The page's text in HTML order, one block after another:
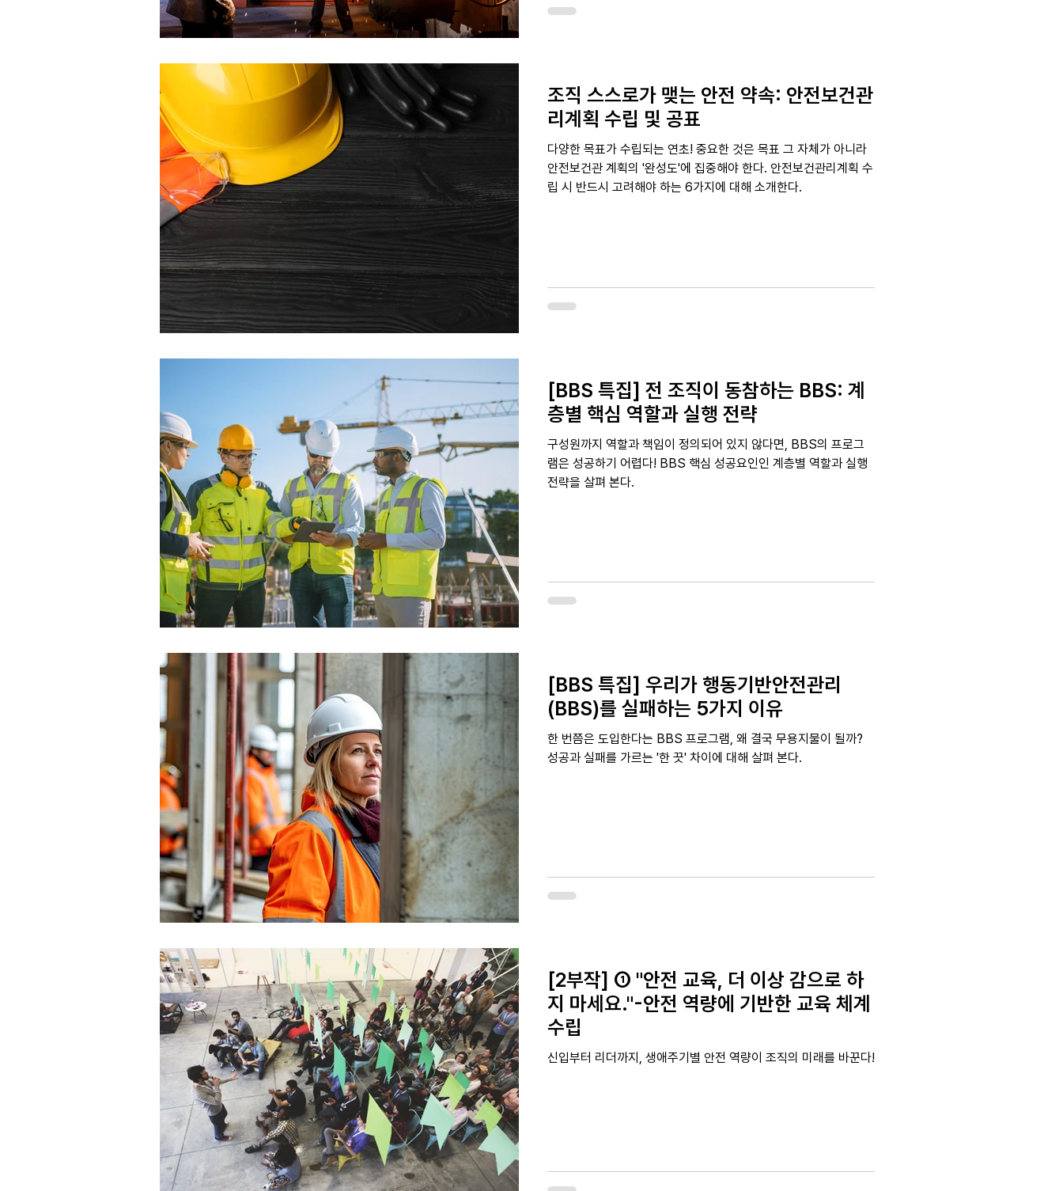
조직 스스로가 맺는 안전 약속: 안전보건관
리계획 수립 및 공표
다양한 목표가 수립되는 연초! 중요한 것은 목표 그 자체가 아니라
안전보건관 계획의 '완성도'에 집중해야 한다. 안전보건관리계획 수
립 시 반드시 고려해야 하는 6가지에 대해 소개한다.
[BBS 특집] 전 조직이 동참하는 BBS: 계
층별 핵심 역할과 실행 전략
구성원까지 역할과 책임이 정의되어 있지 않다면, BBS의 프로그
램은 성공하기 어렵다! BBS 핵심 성공요인인 계층별 역할과 실행
전략을 살펴 본다.
[BBS 특집] 우리가 행동기반안전관리
(BBS)를 실패하는 5가지 이유
한 번쯤은 도입한다는 BBS 프로그램, 왜 결국 무용지물이 될까?
성공과 실패를 가르는 '한 끗' 차이에 대해 살펴 본다.
[2부작] ① "안전 교육, 더 이상 감으로 하
지 마세요."-안전 역량에 기반한 교육 체계
수립
신입부터 리더까지, 생애주기별 안전 역량이 조직의 미래를 바꾼다!